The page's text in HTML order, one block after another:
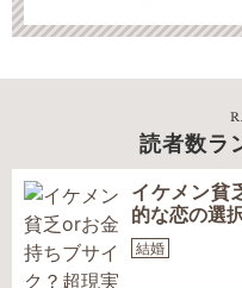
読者数ラ
イケメン貧
的な恋の選
結婚